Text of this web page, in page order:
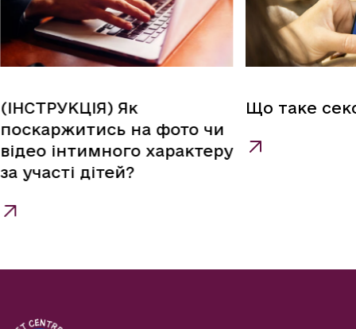
(ІНСТРУКЦІЯ) Як
поскаржитись на фото чи
відео інтимного характеру
за участі дітей?
Що таке